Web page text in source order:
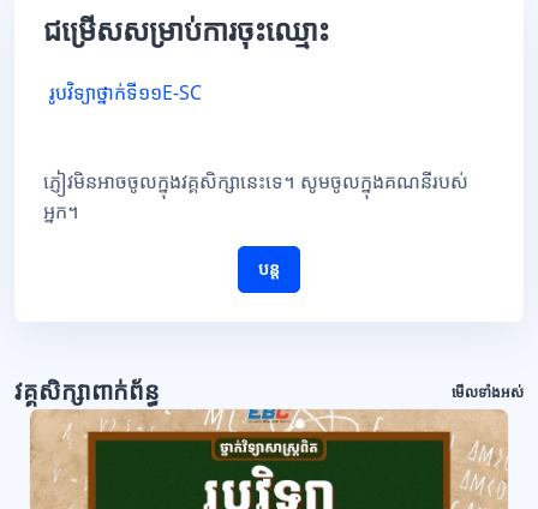
ជម្រើសសម្រាប់ការចុះឈ្មោះ
រូបវិទ្យាថ្នាក់ទី១១E-SC
ភ្ញៀវមិនអាចចូលក្នុងវគ្គសិក្សានេះទេ។ សូមចូលក្នុងគណនីរបស់
អ្នក។
បន្ត
វគ្គសិក្សាពាក់ព័ន្ធ មើលទាំងអស់